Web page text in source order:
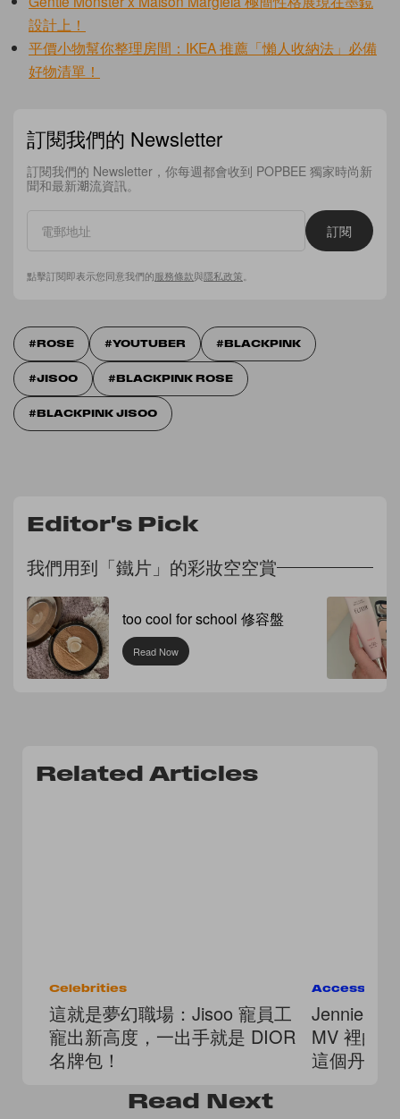
設計上！
平價小物幫你整理房間：IKEA 推薦「懶人收納法」必備
好物清單！
訂閱我們的 Newsletter
訂閱我們的 Newsletter，你每週都會收到 POPBEE 獨家時尚新
聞和最新潮流資訊。
訂閱
點擊訂閱即表示您同意我們的服務條款與隱私政策
ROSE YOUTUBER BLACKPINK
JISOO BLACKPINK ROSE
BLACKPINK JISOO
Editor's Pick
我們用到「鐵片」的彩妝空空賞
too cool for school 修容盤
Read Now
Related Articles
Celebrities
這就是夢幻職場：Jisoo 寵員工
寵出新高度，一出手就是 DIOR
名牌包！
Jennie 同
MV 裡的
這個丹麥
Read Next